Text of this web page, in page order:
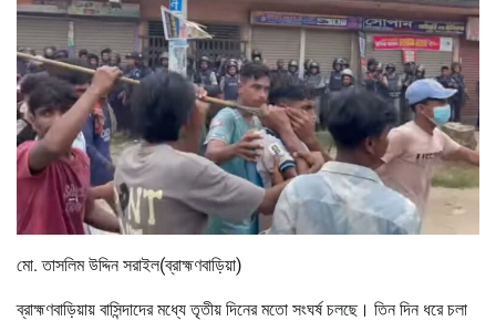
মো. তাসলিম উদ্দিন সরাইল(ব্রাহ্মণবাড়িয়া)
ব্রাহ্মণবাড়িয়ায় বাসিন্দাদের মধ্যে তৃতীয় দিনের মতো সংঘর্ষ চলছে। তিন দিন ধরে চলা